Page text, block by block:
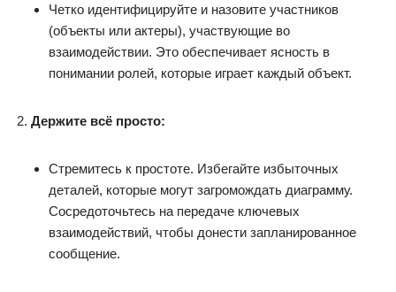
Четко идентифицируйте и назовите участников
(объекты или актеры), участвующие во
взаимодействии. Это обеспечивает ясность в
понимании ролей, которые играет каждый объект.
Держите всё просто:
Стремитесь к простоте. Избегайте избыточных
деталей, которые могут загромождать диаграмму.
Сосредоточьтесь на передаче ключевых
взаимодействий, чтобы донести запланированное
сообщение.